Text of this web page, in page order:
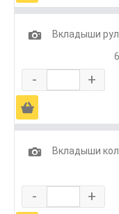
1
Вкладыши
- +
Ä
1
Вкладыши
- +